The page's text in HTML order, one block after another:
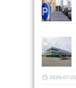
2026-07-21